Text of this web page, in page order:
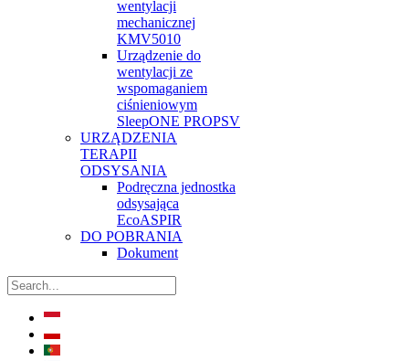
wentylacji
mechanicznej
KMV5010
Urządzenie do
wentylacji ze
wspomaganiem
ciśnieniowym
SleepONE PROPSV
URZĄDZENIA
TERAPII
ODSYSANIA
Podręczna jednostka
odsysająca
EcoASPIR
DO POBRANIA
Dokument